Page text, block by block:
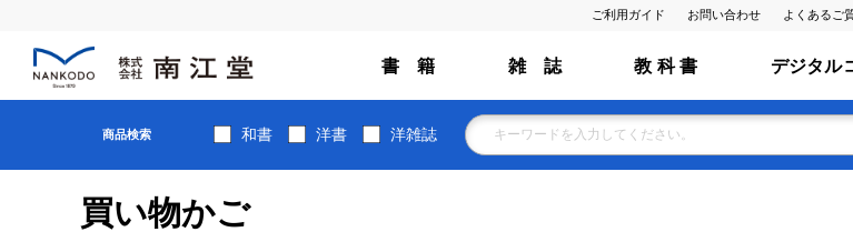
ご利用ガイド お問い合わせ よくあるご
書 籍 雑 誌 教 科 書 デジタル
商品検索 和書 洋書 洋雑誌
買い物かご